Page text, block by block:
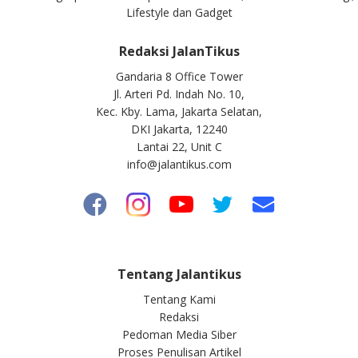
Lifestyle dan Gadget
Redaksi JalanTikus
Gandaria 8 Office Tower
Jl. Arteri Pd. Indah No. 10,
Kec. Kby. Lama, Jakarta Selatan,
DKI Jakarta, 12240
Lantai 22, Unit C
info@jalantikus.com
Tentang Jalantikus
Tentang Kami
Redaksi
Pedoman Media Siber
Proses Penulisan Artikel